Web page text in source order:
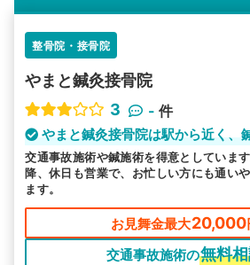
整骨院・接骨院
やまと鍼灸接骨院
3
- 件
やまと鍼灸接骨院は駅から近く、
交通事故施術や鍼施術を得意としていま
降、休日も営業で、お忙しい方にも通い
ます。
お見舞金最大20,000
交通事故施術の無料